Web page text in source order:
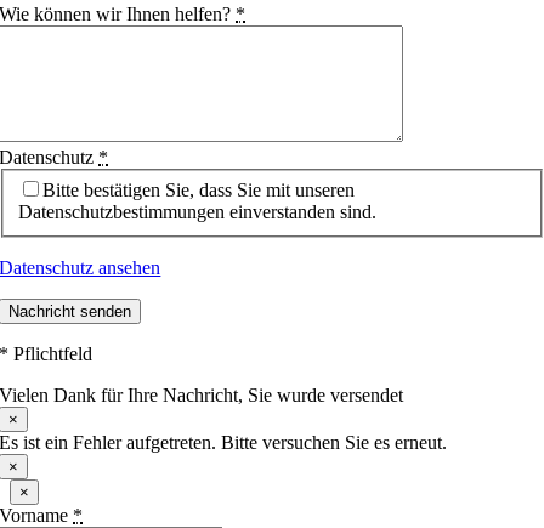
Wie können wir Ihnen helfen? *
Datenschutz *
Bitte bestätigen Sie, dass Sie mit unseren
Datenschutzbestimmungen einverstanden sind.
Datenschutz ansehen
Nachricht senden
* Pflichtfeld
Vielen Dank für Ihre Nachricht, Sie wurde versendet
×
Es ist ein Fehler aufgetreten. Bitte versuchen Sie es erneut.
×
×
Vorname *